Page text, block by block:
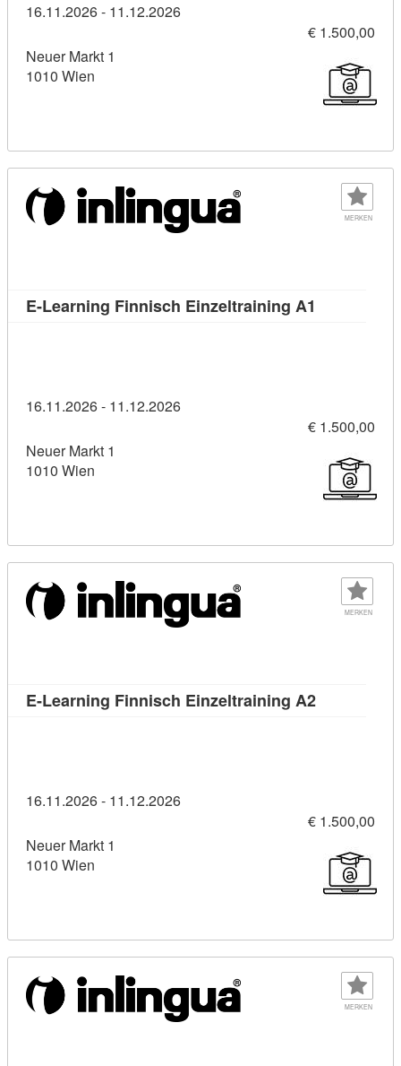
16.11.2026 - 11.12.2026
€ 1.500,00
Neuer Markt 1
1010 Wien
MERKEN
E-Learning Finnisch Einzeltraining A1
16.11.2026 - 11.12.2026
€ 1.500,00
Neuer Markt 1
1010 Wien
MERKEN
E-Learning Finnisch Einzeltraining A2Kursdetail:
16.11.2026 - 11.12.2026
€ 1.500,00
Neuer Markt 1
1010 Wien
MERKEN